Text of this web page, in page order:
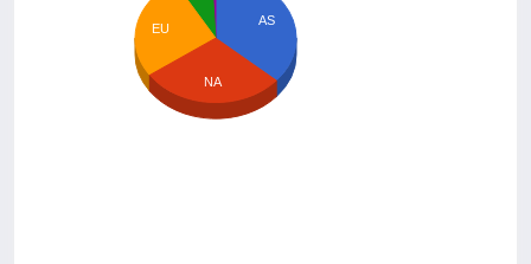
AS
EU
NA